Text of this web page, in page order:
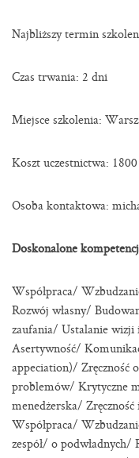
Najbliższy termin
Czas trwania: 2 dni
Miejsce szkolenia:
Koszt uczestnictwa:
Osoba kontaktowa:
Doskonalone
Współpraca/
Rozwój własny/
zaufania/ Ustalanie
Asertywność/
appeciation)/ Zręczność
problemów/ Krytyczne
menedżerska/
Współpraca/
zespół/ o